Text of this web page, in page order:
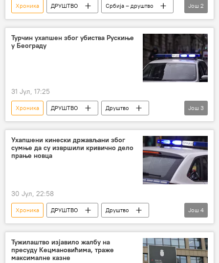
Хроника ДРУШТВО
Србија – друштво
Србија – хроника
Друштво
Још 2
Турчин ухапшен због убиства Рускиње
у Београду
31 Јул, 17:25
Хроника ДРУШТВО
Друштво
Србија – друштво
тело девојка
Још 3
Ухапшени кинески држављани због
сумње да су извршили кривично дело
прање новца
30 Јул, 22:58
Хроника ДРУШТВО
Друштво
Србија – друштво
Кинези
прање новца
Још 4
Тужилаштво изјавило жалбу на
пресуду Кецмановићима, траже
максималне казне